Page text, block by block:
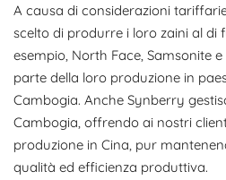
A causa di considerazioni
scelto di produrre i loro zaini al di
esempio, North Face, Samsonite
parte della loro produzione in
Cambogia. Anche Synberry
Cambogia, offrendo ai nostri
produzione in Cina, pur
qualità ed efficienza produttiva.